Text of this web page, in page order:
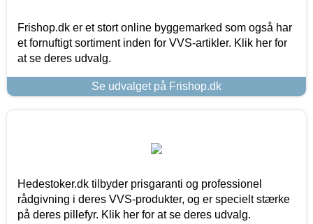
Frishop.dk er et stort online byggemarked som også har
et fornuftigt sortiment inden for VVS-artikler. Klik her for
at se deres udvalg.
Se udvalget på Frishop.dk
Hedestoker.dk tilbyder prisgaranti og professionel
rådgivning i deres VVS-produkter, og er specielt stærke
på deres pillefyr. Klik her for at se deres udvalg.